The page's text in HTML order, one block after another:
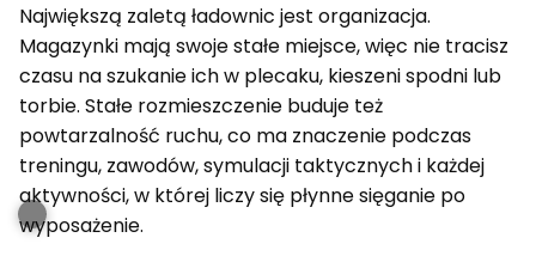
Największą zaletą ładownic jest organizacja.
Magazynki mają swoje stałe miejsce, więc nie tracisz
czasu na szukanie ich w plecaku, kieszeni spodni lub
torbie. Stałe rozmieszczenie buduje też
powtarzalność ruchu, co ma znaczenie podczas
treningu, zawodów, symulacji taktycznych i każdej
aktywności, w której liczy się płynne sięganie po
wyposażenie.